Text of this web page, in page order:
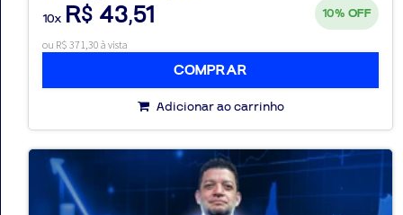
10x R$ 43,51 10% OFF
ou R$ 371,30 à vista
COMPRAR
Adicionar ao carrinho